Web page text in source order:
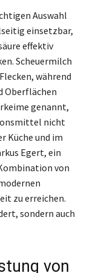
Auswahl
einsetzbar,
effektiv
Scheuermilch
während
Oberflächen
genannt,
nicht
Küche und im
Egert, ein
von
zu erreichen.
sondern auch
von